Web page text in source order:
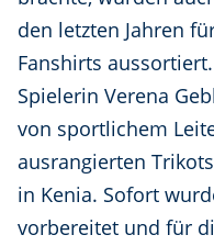
den letzten Jahren
Fanshirts
Spielerin Verena
von sportlichem
ausrangierten
in Kenia. Sofort
vorbereitet und für